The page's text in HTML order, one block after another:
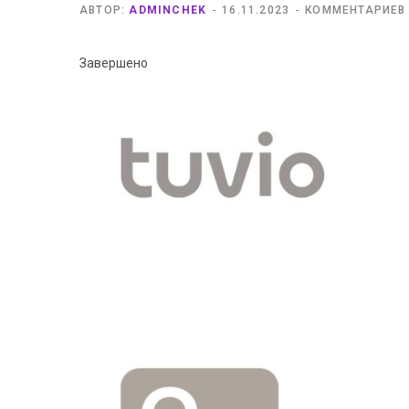
АВТОР: ADMINCHEK 16.11.2023 КОММЕНТАРИЕВ
Завершено